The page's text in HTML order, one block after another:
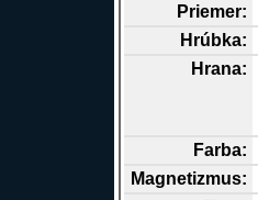
Priemer:
Hrúbka:
Hrana:
Farba:
Magnetizmus: